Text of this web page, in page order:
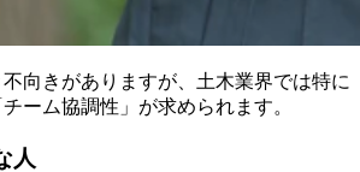
向きがありますが、土木業界では特に
ーム協調性」が求められます。
人